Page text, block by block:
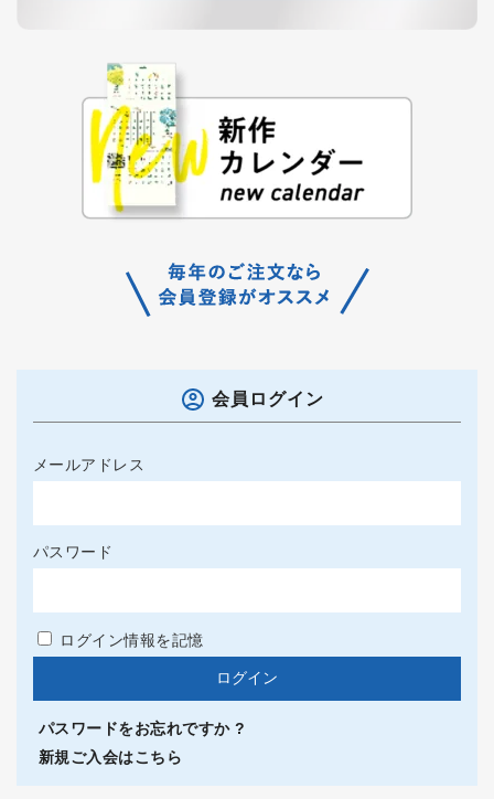
会員ログイン
メールアドレス
パスワード
ログイン情報を記憶
パスワードをお忘れですか ?
新規ご入会はこちら